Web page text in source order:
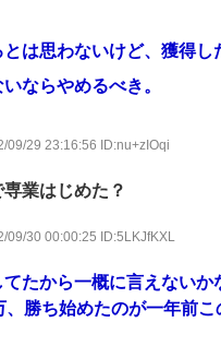
は思わないけど、獲得し
ならやめるべき。
09/29 23:16:56 ID:nu+zIOqi
業はじめた？
09/30 00:00:25 ID:5LKJfKXL
たから一概に言えないか
、勝ち始めたのが一年前こ